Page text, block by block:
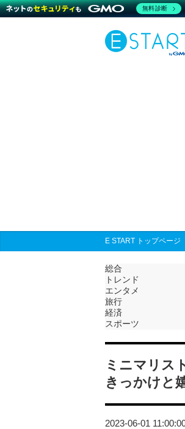
E START トップページ
総合
トレンド
エンタメ
旅行
経済
スポーツ
ミニマリス
きっかけと
2023-06-01
無料診断